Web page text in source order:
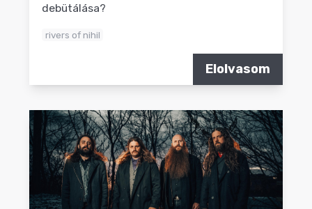
debütálása?
rivers of nihil
Elolvasom